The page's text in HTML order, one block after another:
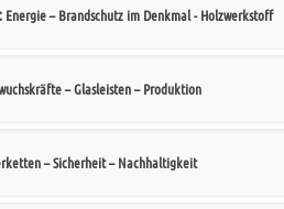
– Brandschutz im Denkmal - Holzwerkstoff
– Glasleisten – Produktion
– Sicherheit – Nachhaltigkeit